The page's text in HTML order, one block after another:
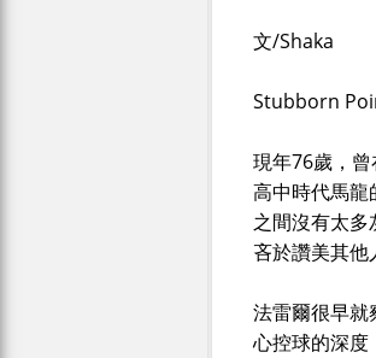
文/Shaka
Stubborn
現年76歲，
高中時代馬龍
之間沒有太
吝於讚美其他
法雷爾很早就
心控球的深度